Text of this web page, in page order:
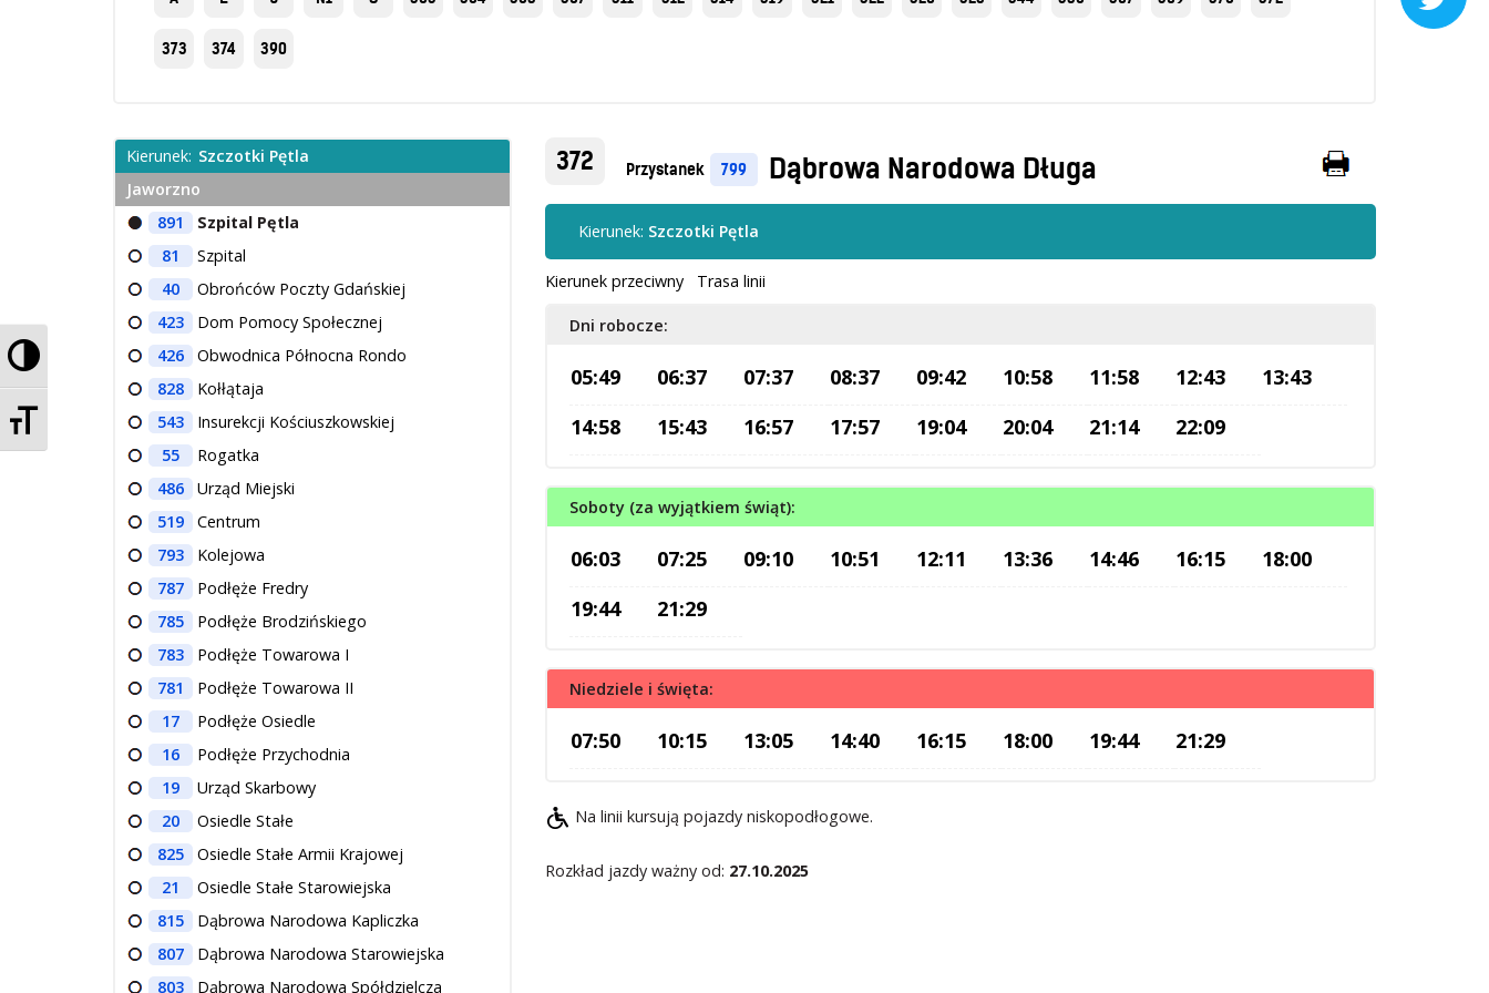
Przełącz wysoki kontrast
Zmień rozmiar czcionek
373 374 390
372 Przystanek 799 Dąbrowa Narodowa Długa
Kierunek: Szczotki Pętla
Kierunek przeciwny Trasa linii
Dni robocze:
05:49 06:37 07:37 08:37 09:42 10:58 11:58 12:43
13:43
14:58
15:43 16:57 17:57 19:04 20:04 21:14 22:09
Soboty (za wyjątkiem świąt):
06:03 07:25 09:10 10:51 12:11 13:36 14:46 16:15
18:00
19:44
21:29
Niedziele i święta:
07:50 10:15 13:05 14:40 16:15 18:00 19:44 21:29
Na linii kursują pojazdy niskopodłogowe.
Rozkład jazdy ważny od: 27.10.2025
Kierunek: Szczotki Pętla
Jaworzno
891
Szpital Pętla
81
Szpital
40
Obrońców Poczty Gdańskiej
423
Dom Pomocy Społecznej
426
Obwodnica Północna Rondo
828
Kołłątaja
543
Insurekcji Kościuszkowskiej
55
Rogatka
486
Urząd Miejski
519
Centrum
793
Kolejowa
787
Podłęże Fredry
785
Podłęże Brodzińskiego
783
Podłęże Towarowa I
781
Podłęże Towarowa II
17
Podłęże Osiedle
16
Podłęże Przychodnia
19
Urząd Skarbowy
20
Osiedle Stałe
825
Osiedle Stałe Armii Krajowej
21
Osiedle Stałe Starowiejska
815
Dąbrowa Narodowa Kapliczka
807
Dąbrowa Narodowa Starowiejska
803
Dąbrowa Narodowa Spółdzielcza